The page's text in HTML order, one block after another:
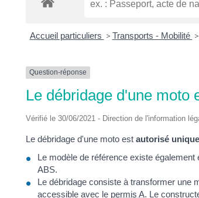
LA
POTS
Accueil particuliers > Transports - Mobilité >
Question-réponse
Le débridage d'une moto
Vérifié le 30/06/2021 - Direction de l'information
Le débridage d'une moto est autorisé
Le modèle de référence existe
ABS.
Le débridage consiste à transformer une
accessible avec le permis A. Le